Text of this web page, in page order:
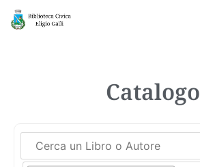
Catalogo